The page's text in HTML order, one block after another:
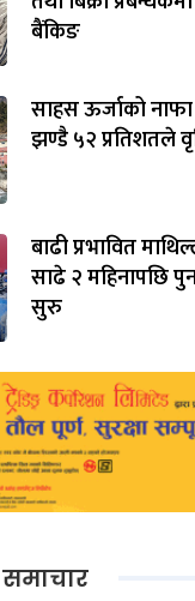
बैंकिङ
साहस ऊर्जाको
झण्डै ५२ प्रतिशतले
बाढी प्रभावित
साढे २ महिनापछि
सुरु